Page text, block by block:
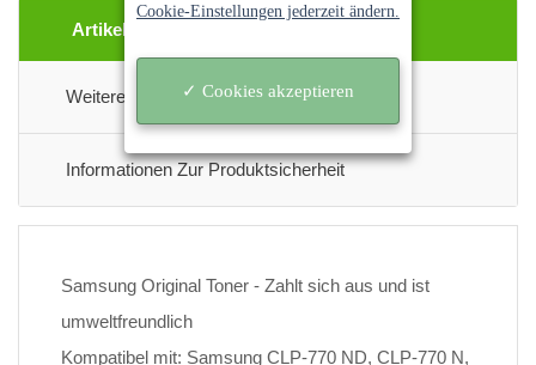
Artikel Beschreibung
Weitere Informationen
Informationen Zur Produktsicherheit
Samsung Original Toner - Zahlt sich aus und ist
umweltfreundlich
Kompatibel mit: Samsung CLP-770 ND, CLP-770 N,
Cookie-Einstellungen jederzeit ändern.
✓ Cookies akzeptieren